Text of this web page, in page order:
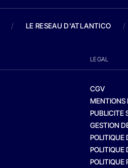
/ LE RESEAU D'ATLANTICO /
LEGAL
CGV
MENTIONS
PUBLICITE
GESTION
POLITIQUE
POLITIQUE
POLITIQUE